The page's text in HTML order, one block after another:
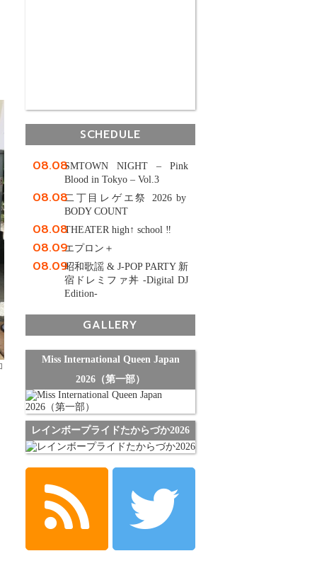
SCHEDULE
08.08SMTOWN NIGHT – Pink
Blood in Tokyo – Vol.3
08.08二丁目レゲエ祭 2026 by
BODY COUNT
08.08THEATER high↑ school ‼
08.09エプロン＋
08.09昭和歌謡 & J-POP PARTY 新
宿ドレミファ丼 -Digital DJ
Edition-
GALLERY
Miss International Queen Japan
2026（第一部）
レインボープライドたからづか2026